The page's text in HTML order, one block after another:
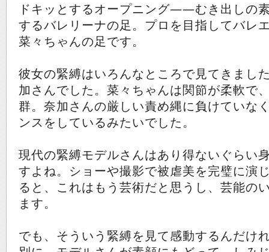
ドキッとするオープニング――むき出しの
するバレリーナの足。プロを目指してバレ
菜々ちゃんの足です。
彼女の緊縛はいろんなところで見てきまし
加さんでした。菜々ちゃんは関節が柔軟で
群。奈加さんの厳しい責め縄に負けていな
ンスをしているみたいでした。
現代の緊縛モデルさんはあり得ないぐらい
すよね。ショーや撮影で被虐美を完璧に演
ると、これはもう芸術だと思うし、芸能の
ます。
でも、そういう緊縛を見て感動するんだけ